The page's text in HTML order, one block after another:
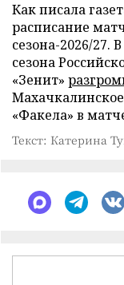
Как писала
расписание
сезона-2026/27.
сезона
«Зенит»
«Факела» в
Текст: Катерина